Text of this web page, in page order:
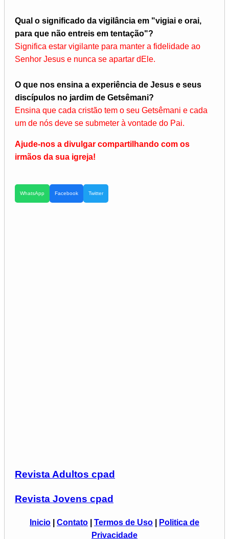
Qual o significado da vigilância em "vigiai e orai,
para que não entreis em tentação"?
Significa estar vigilante para manter a fidelidade ao
Senhor Jesus e nunca se apartar dEle.
O que nos ensina a experiência de Jesus e seus
discípulos no jar­dim de Getsêmani?
Ensina que cada cristão tem o seu Getsêmani e cada
um de nós deve se submeter à vontade do Pai.
Ajude-nos a divulgar compartilhando com os
irmãos da sua igreja!
WhatsApp Facebook Twitter
Revista Adultos cpad
Revista Jovens cpad
Inicio Contato Termos de Uso
Politica de
Privacidade